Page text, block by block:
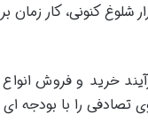
کنونی، کار زمان
خرید و فروش
تصادفی را با بودجه